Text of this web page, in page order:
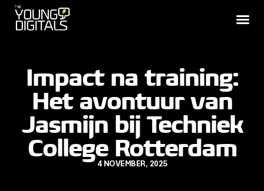
Impact na training:
Het avontuur van
Jasmijn bij Techniek
College Rotterdam
4 NOVEMBER, 2025